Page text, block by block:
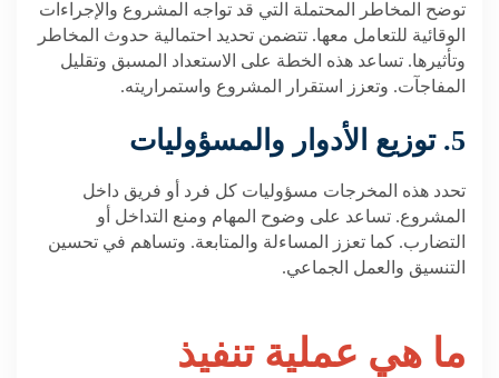
توضح المخاطر المحتملة التي قد تواجه المشروع والإجراءات
الوقائية للتعامل معها. تتضمن تحديد احتمالية حدوث المخاطر
وتأثيرها. تساعد هذه الخطة على الاستعداد المسبق وتقليل
المفاجآت. وتعزز استقرار المشروع واستمراريته.
5. توزيع الأدوار والمسؤوليات
تحدد هذه المخرجات مسؤوليات كل فرد أو فريق داخل
المشروع. تساعد على وضوح المهام ومنع التداخل أو
التضارب. كما تعزز المساءلة والمتابعة. وتساهم في تحسين
التنسيق والعمل الجماعي.
ما هي عملية تنفيذ